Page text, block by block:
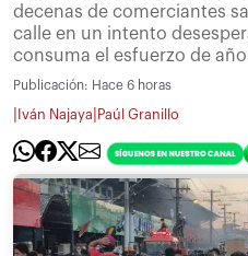
decenas de comerciantes
calle en un intento
consuma el esfuerzo de
Publicación: Hace 6 horas
Iván Najaya Paúl Granillo